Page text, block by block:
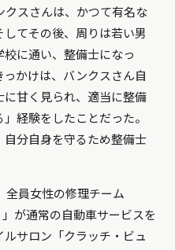
クスさんは、かつて有名な
てその後、周りは若い男
に通い、整備士になっ
かけは、バンクスさん自
甘く見られ、適当に整備
経験をしたことだった。
分自身を守るため整備士
全員女性の修理チーム
が通常の自動車サービスを
サロン「クラッチ・ビュ